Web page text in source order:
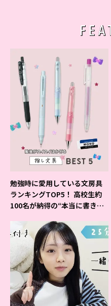
勉強時に愛用している文房具
ランキングTOP5！ 高校生約
100名が納得の“本当に書きや